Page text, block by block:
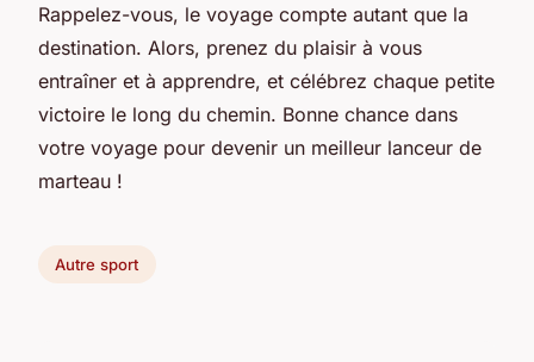
Rappelez-vous, le voyage compte autant que la
destination. Alors, prenez du plaisir à vous
entraîner et à apprendre, et célébrez chaque petite
victoire le long du chemin. Bonne chance dans
votre voyage pour devenir un meilleur lanceur de
marteau !
Autre sport